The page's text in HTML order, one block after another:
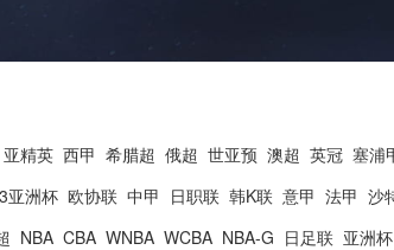
亚精英 西甲 希腊超 俄超 世亚预 澳超 英冠 塞浦
亚洲杯 欧协联 中甲 日职联 韩K联 意甲 法甲 沙
NBA CBA WNBA WCBA NBA-G 日足联 亚洲杯